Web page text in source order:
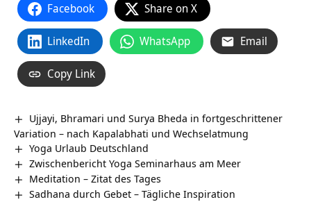
Facebook Share on X
LinkedIn WhatsApp Email
Copy Link
Ujjayi, Bhramari und Surya Bheda in fortgeschrittener
Variation – nach Kapalabhati und Wechselatmung
Yoga Urlaub Deutschland
Zwischenbericht Yoga Seminarhaus am Meer
Meditation – Zitat des Tages
Sadhana durch Gebet – Tägliche Inspiration